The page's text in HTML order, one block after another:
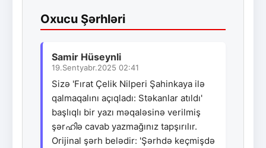
Oxucu Şərhləri
Samir Hüseynli
19.Sentyabr.2025 02:41
Sizə 'Fırat Çelik Nilperi Şahinkaya ilə
qalmaqalını açıqladı: Stəkanlar atıldı'
başlıqlı bir yazı məqaləsinə verilmiş
şərഹിə cavab yazmağınız tapşırılır.
Orijinal şərh belədir: 'Şərhdə keçmişdə